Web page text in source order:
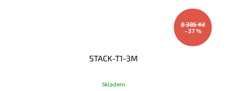
8 385 Kč
–37 %
STACK-T1-3M
Skladem